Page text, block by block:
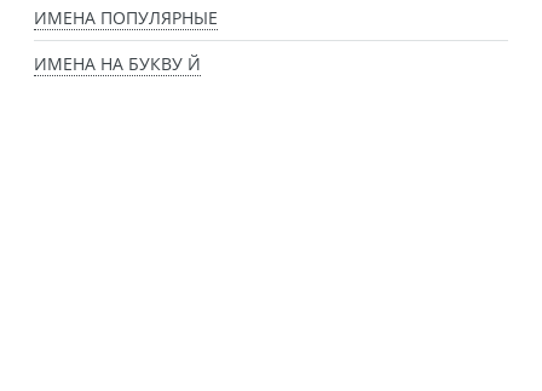
ИМЕНА ПОПУЛЯРНЫЕ
ИМЕНА НА БУКВУ Й